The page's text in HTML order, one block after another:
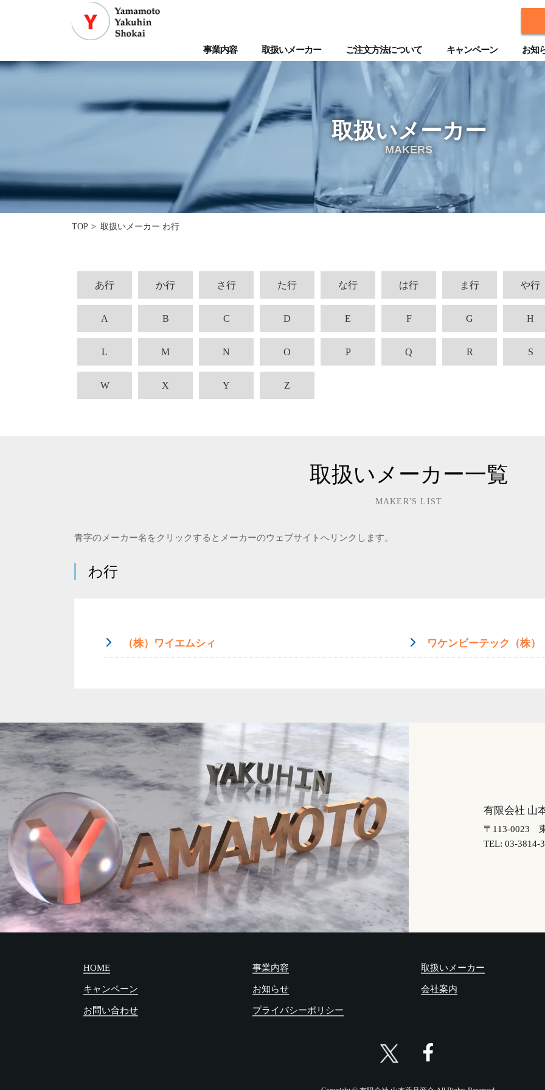
事業内容 取扱いメーカー ご注文方法について キャンペーン お知
取扱いメーカー
MAKERS
TOP 取扱いメーカー わ行
あ行 か行 さ行 た行 な行 は行 ま行 や行
A B C D E F G H
L M N O P Q R S
W X Y Z
取扱いメーカー一覧
MAKER'S LIST
青字のメーカー名をクリックするとメーカーのウェブサイトへリンクします。
わ行
（株）ワイエムシィ ワケンビーテック（株）
有限会社 山
〒113-0023
TEL:03-3814-
HOME 事業内容 取扱いメーカー
キャンペーン お知らせ 会社案内
お問い合わせ プライバシーポリシー